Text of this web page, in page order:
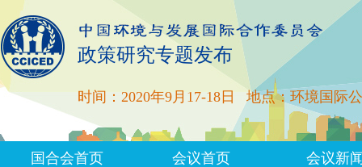
政策研究专题发布
时间：2020年9月17-18日 地点：环境国际
国合会首页 会议首页 会议新